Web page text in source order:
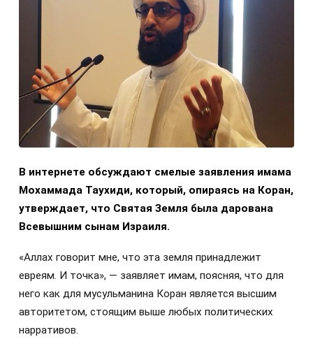
В интернете обсуждают смелые заявления имама
Мохаммада Таухиди, который, опираясь на Коран,
утверждает, что Святая Земля была дарована
Всевышним сынам Израиля.
«Аллах говорит мне, что эта земля принадлежит
евреям. И точка», — заявляет имам, поясняя, что для
него как для мусульманина Коран является высшим
авторитетом, стоящим выше любых политических
нарративов.